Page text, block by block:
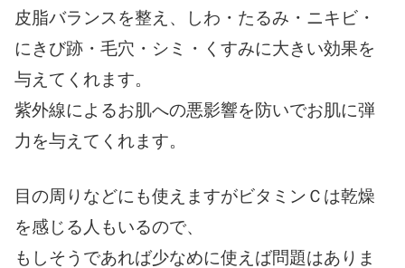
皮脂バランスを整え、しわ・たるみ・ニキビ・
にきび跡・毛穴・シミ・くすみに大きい効果を
与えてくれます。
紫外線によるお肌への悪影響を防いでお肌に弾
力を与えてくれます。
目の周りなどにも使えますがビタミンＣは乾燥
を感じる人もいるので、
もしそうであれば少なめに使えば問題はありま